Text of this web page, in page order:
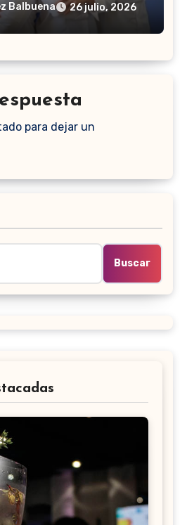
Balbuena 26 julio, 2026
para dejar un
Buscar